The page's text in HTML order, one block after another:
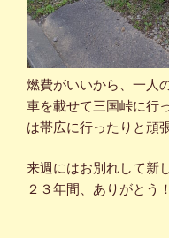
燃費がいいから、一人
車を載せて三国峠に行
は帯広に行ったりと頑
来週にはお別れして新
２３年間、ありがとう！